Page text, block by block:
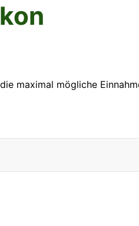
maximal mögliche